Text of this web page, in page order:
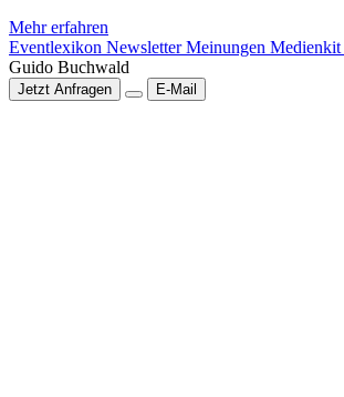
Mehr erfahren
Eventlexikon NewsletterMeinungen Medienkit
Guido Buchwald
Jetzt Anfragen E-Mail